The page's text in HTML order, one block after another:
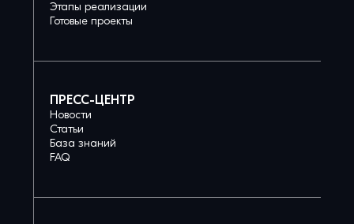
Этапы реализации
Готовые проекты
ПРЕСС-ЦЕНТР
Новости
Статьи
База знаний
FAQ